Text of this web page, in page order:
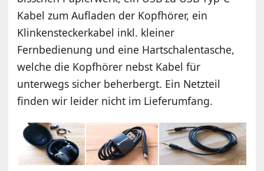
Kabel zum Aufladen der Kopfhörer, ein
Klinkensteckerkabel inkl. kleiner
Fernbedienung und eine Hartschalentasche,
welche die Kopfhörer nebst Kabel für
unterwegs sicher beherbergt. Ein Netzteil
finden wir leider nicht im Lieferumfang.